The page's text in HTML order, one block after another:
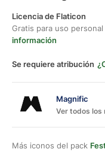
Licencia de Flaticon
Gratis para uso
información
Se requiere atribución
Magnific
Ver todos los
Más iconos del pack